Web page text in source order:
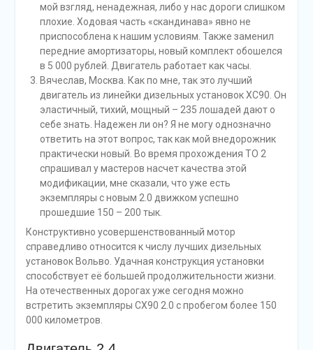
мой взгляд, ненадежная, либо у нас дороги слишком
плохие. Ходовая часть «скандинава» явно не
приспособлена к нашим условиям. Также заменил
передние амортизаторы, новый комплект обошелся
в 5 000 рублей. Двигатель работает как часы.
Вячеслав, Москва. Как по мне, так это лучший
двигатель из линейки дизельных установок ХС90. Он
эластичный, тихий, мощный – 235 лошадей дают о
себе знать. Надежен ли он? Я не могу однозначно
ответить на этот вопрос, так как мой внедорожник
практически новый. Во время прохождения ТО 2
спрашивал у мастеров насчет качества этой
модификации, мне сказали, что уже есть
экземпляры с новым 2.0 движком успешно
прошедшие 150 – 200 тык.
Конструктивно усовершенствованный мотор
справедливо относится к числу лучших дизельных
установок Вольво. Удачная конструкция установки
способствует её большей продолжительности жизни.
На отечественных дорогах уже сегодня можно
встретить экземпляры CX90 2.0 с пробегом более 150
000 километров.